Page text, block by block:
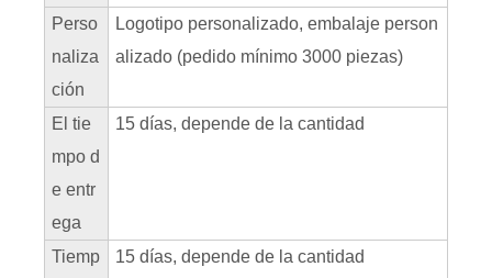
Perso
naliza
ción
Logotipo personalizado, embalaje person
alizado (pedido mínimo 3000 piezas)
El tie
mpo d
e entr
ega
15 días, depende de la cantidad
Tiemp
15 días, depende de la cantidad